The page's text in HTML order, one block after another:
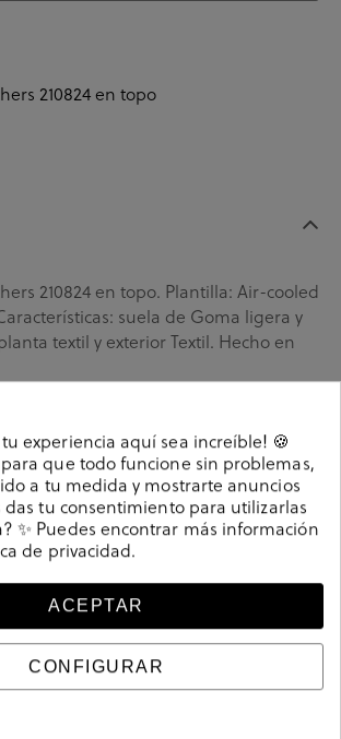
210824 en topo
210824 en topo. Plantilla: Air-cooled
suela de Goma ligera y
textil y exterior Textil. Hecho en
Apuesta por lainnovación en
crear comodidad, gracias al
tecnologías. Ofrece una gran
botines y sandalias que aunan
estilo casual para tu día a día.
experiencia aquí sea increíble! 🍪
que todo funcione sin problemas,
a tu medida y mostrarte anuncios
das tu consentimiento para utilizarlas
✨ Puedes encontrar más información
de privacidad.
ACEPTAR
CONFIGURAR